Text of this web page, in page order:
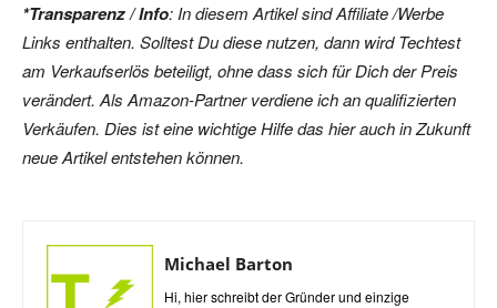
*Transparenz / Info: In diesem Artikel sind Affiliate /Werbe
Links enthalten. Solltest Du diese nutzen, dann wird Techtest
am Verkaufserlös beteiligt, ohne dass sich für Dich der Preis
verändert. Als Amazon-Partner verdiene ich an qualifizierten
Verkäufen. Dies ist eine wichtige Hilfe das hier auch in Zukunft
neue Artikel entstehen können.
Michael Barton
Hi, hier schreibt der Gründer und einzige